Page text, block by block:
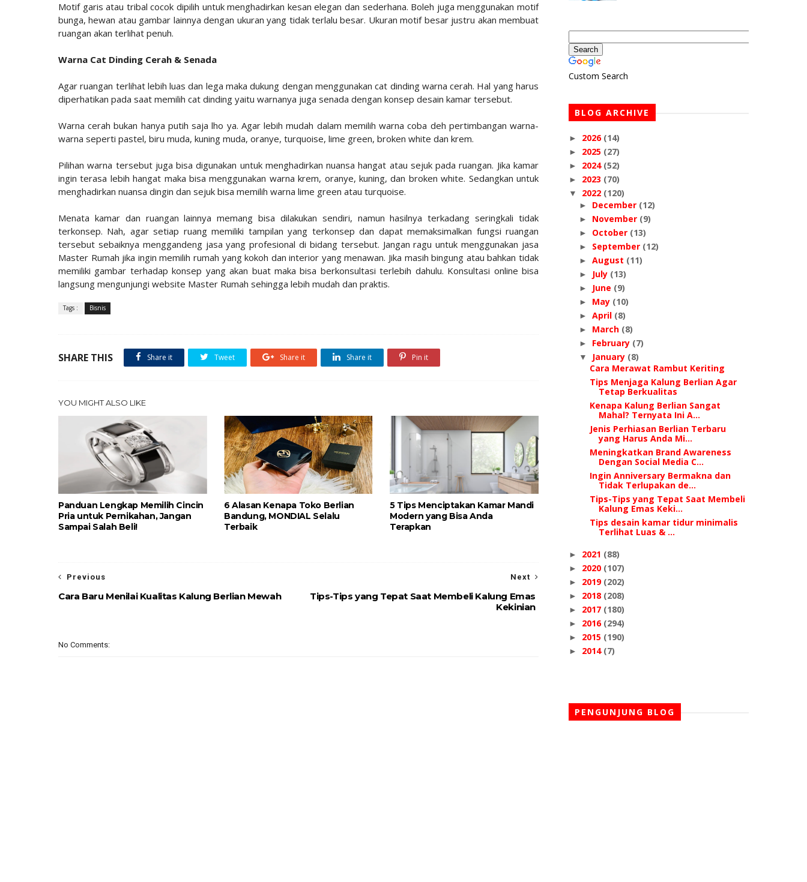
Motif garis atau tribal cocok dipilih untuk menghadirkan kesan elegan dan sederhana. Boleh juga menggunakan motif
bunga, hewan atau gambar lainnya dengan ukuran yang tidak terlalu besar. Ukuran motif besar justru akan membuat
ruangan akan terlihat penuh.
Warna Cat Dinding Cerah & Senada
Agar ruangan terlihat lebih luas dan lega maka dukung dengan menggunakan cat dinding warna cerah. Hal yang harus
diperhatikan pada saat memilih cat dinding yaitu warnanya juga senada dengan konsep desain kamar tersebut.
Warna cerah bukan hanya putih saja lho ya. Agar lebih mudah dalam memilih warna coba deh pertimbangan warna-
warna seperti pastel, biru muda, kuning muda, oranye, turquoise, lime green, broken white dan krem.
Pilihan warna tersebut juga bisa digunakan untuk menghadirkan nuansa hangat atau sejuk pada ruangan. Jika kamar
ingin terasa lebih hangat maka bisa menggunakan warna krem, oranye, kuning, dan broken white. Sedangkan untuk
menghadirkan nuansa dingin dan sejuk bisa memilih warna lime green atau turquoise.
Menata kamar dan ruangan lainnya memang bisa dilakukan sendiri, namun hasilnya terkadang seringkali tidak
terkonsep. Nah, agar setiap ruang memiliki tampilan yang terkonsep dan dapat memaksimalkan fungsi ruangan
tersebut sebaiknya menggandeng jasa yang profesional di bidang tersebut. Jangan ragu untuk menggunakan jasa
Master Rumah jika ingin memilih rumah yang kokoh dan interior yang menawan. Jika masih bingung atau bahkan tidak
memiliki gambar terhadap konsep yang akan buat maka bisa berkonsultasi terlebih dahulu. Konsultasi online bisa
langsung mengunjungi website Master Rumah sehingga lebih mudah dan praktis.
Tags : Bisnis
SHARE THIS Share it Tweet Share it Share it Pin it
YOU MIGHT ALSO LIKE
Panduan Lengkap Memilih Cincin
Pria untuk Pernikahan, Jangan
Sampai Salah Beli!
6 Alasan Kenapa Toko Berlian
Bandung, MONDIAL Selalu
Terbaik
5 Tips Menciptakan Kamar Mandi
Modern yang Bisa Anda
Terapkan
Next
Tips-Tips yang Tepat Saat Membeli Kalung Emas
Kekinian
Previous
Cara Baru Menilai Kualitas Kalung Berlian Mewah
No Comments:
Custom Search
BLOG ARCHIVE
► 2026 (14)
► 2025 (27)
► 2024 (52)
► 2023 (70)
▼ 2022 (120)
► December (12)
► November (9)
► October (13)
► September (12)
► August (11)
► July (13)
► June (9)
► May (10)
► April (8)
► March (8)
► February (7)
▼ January (8)
Cara Merawat Rambut Keriting
Tips Menjaga Kalung Berlian Agar
Tetap Berkualitas
Kenapa Kalung Berlian Sangat
Mahal? Ternyata Ini A...
Jenis Perhiasan Berlian Terbaru
yang Harus Anda Mi...
Meningkatkan Brand Awareness
Dengan Social Media C...
Ingin Anniversary Bermakna dan
Tidak Terlupakan de...
Tips-Tips yang Tepat Saat Membeli
Kalung Emas Keki...
Tips desain kamar tidur minimalis
Terlihat Luas & ...
► 2021 (88)
► 2020 (107)
► 2019 (202)
► 2018 (208)
► 2017 (180)
► 2016 (294)
► 2015 (190)
► 2014 (7)
PENGUNJUNG BLOG